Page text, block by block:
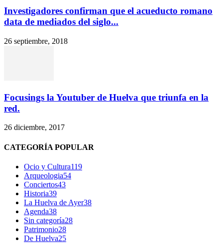
Investigadores confirman que el acueducto romano
data de mediados del siglo...
26 septiembre, 2018
Focusings la Youtuber de Huelva que triunfa en la
red.
26 diciembre, 2017
CATEGORÍA POPULAR
Ocio y Cultura119
Arqueologia54
Conciertos43
Historia39
La Huelva de Ayer38
Agenda38
Sin categoría28
Patrimonio28
De Huelva25